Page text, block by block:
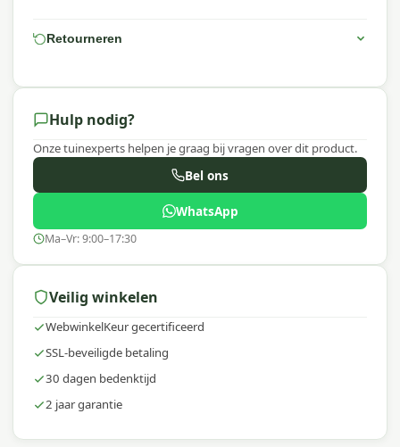
tuinaccessoires met een uitstekende prijs-
zijn ademend, waterbestendig en gaan
schimmelvorming tegen, zodat jouw
buitenmeubelen en apparatuur optimaal
beschermd zijn in elk seizoen.
Retourneren
Hulp nodig?
Onze tuinexperts helpen je graag bij vragen over dit product.
Bel ons
WhatsApp
Ma–Vr: 9:00–17:30
Veilig winkelen
WebwinkelKeur gecertificeerd
SSL-beveiligde betaling
30 dagen bedenktijd
2 jaar garantie